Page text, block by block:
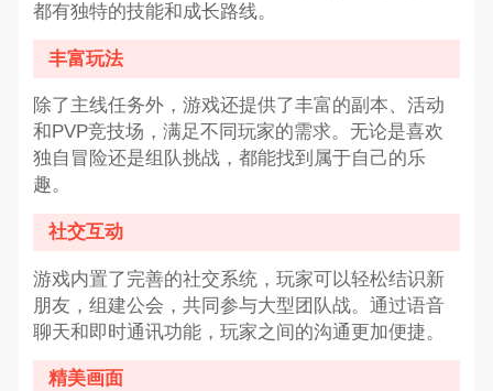
都有独特的技能和成长路线。
丰富玩法
除了主线任务外，游戏还提供了丰富的副本、活动
和PVP竞技场，满足不同玩家的需求。无论是喜欢
独自冒险还是组队挑战，都能找到属于自己的乐
趣。
社交互动
游戏内置了完善的社交系统，玩家可以轻松结识新
朋友，组建公会，共同参与大型团队战。通过语音
聊天和即时通讯功能，玩家之间的沟通更加便捷。
精美画面